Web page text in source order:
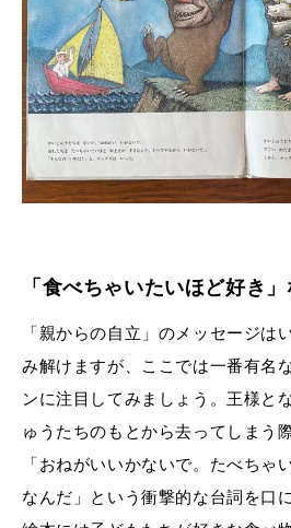
「食べちゃいたいほど好き
「親からの自立」のメッセージは
み解けますが、ここでは一番有名
ンに注目してみましょう。王様と
ゅうたちのもとから去ってしまう
「おねがいいかないで。たべちゃ
なんだ」という衝撃的な台詞を口